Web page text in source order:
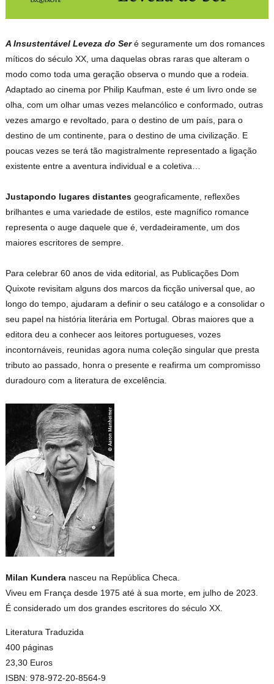
A Insustentável Leveza do Seré seguramente um dos romances
míticos do século XX, uma daquelas obras raras que alteram o
modo como toda uma geração observa o mundo que a rodeia.
Adaptado ao cinema por Philip Kaufman, este é um livro onde se
olha, com um olhar umas vezes melancólico e conformado, outras
vezes amargo e revoltado, para o destino de um país, para o
destino de um continente, para o destino de uma civilização. E
poucas vezes se terá tão magistralmente representado a ligação
existente entre a aventura individual e a coletiva…
Justapondo lugares distantes geograficamente, reflexões
brilhantes e uma variedade de estilos, este magnífico romance
representa o auge daquele que é, verdadeiramente, um dos
maiores escritores de sempre.
Para celebrar 60 anos de vida editorial, as Publicações Dom
Quixote revisitam alguns dos marcos da ficção universal que, ao
longo do tempo, ajudaram a definir o seu catálogo e a consolidar o
seu papel na história literária em Portugal. Obras maiores que a
editora deu a conhecer aos leitores portugueses, vozes
incontornáveis, reunidas agora numa coleção singular que presta
tributo ao passado, honra o presente e reafirma um compromisso
duradouro com a literatura de excelência.
Milan Kundera nasceu na República Checa.
Viveu em França desde 1975 até à sua morte, em julho de 2023.
É considerado um dos grandes escritores do século XX.
Literatura Traduzida
400 páginas
23,30 Euros
ISBN: 978-972-20-8564-9